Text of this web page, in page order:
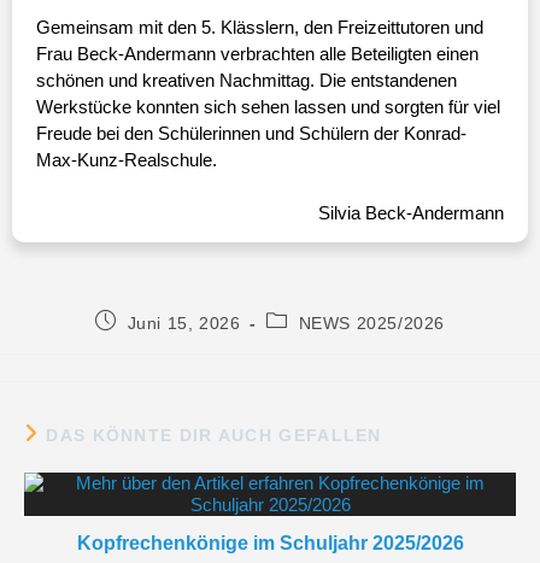
Gemeinsam mit den 5. Klässlern, den Freizeittutoren und
Frau Beck-Andermann verbrachten alle Beteiligten einen
schönen und kreativen Nachmittag. Die entstandenen
Werkstücke konnten sich sehen lassen und sorgten für viel
Freude bei den Schülerinnen und Schülern der Konrad-
Max-Kunz-Realschule.
Silvia Beck-Andermann
Juni 15, 2026 NEWS 2025/2026
DAS KÖNNTE DIR AUCH GEFALLEN
Kopfrechenkönige im Schuljahr 2025/2026